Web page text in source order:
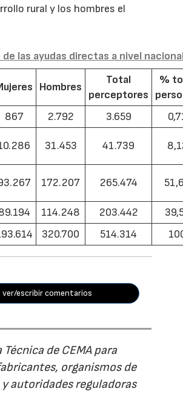
rural y los hombres el
las ayudas directas a nivel
Hombres
Total
perceptores
%
867 2.792 3.659
31.453 41.739
172.207 265.474
114.248 203.442
320.700 514.314
ver/escribir comentarios
Técnica de CEMA para
organismos de
autoridades reguladoras